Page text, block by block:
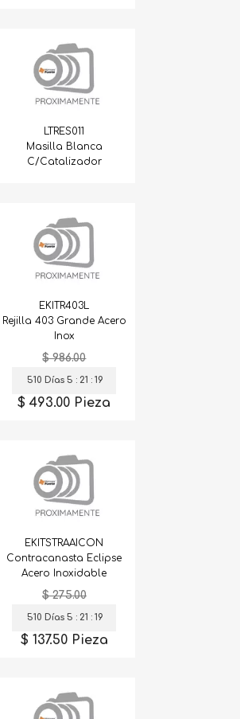
LTRES011
Masilla Blanca
C/Catalizador
EKITR403L
Rejilla 403 Grande Acero
Inox
$ 986.00
510 Días 5 : 21 : 18
$ 493.00 Pieza
EKITSTRAAICON
Contracanasta Eclipse
Acero Inoxidable
$ 275.00
510 Días 5 : 21 : 18
$ 137.50 Pieza